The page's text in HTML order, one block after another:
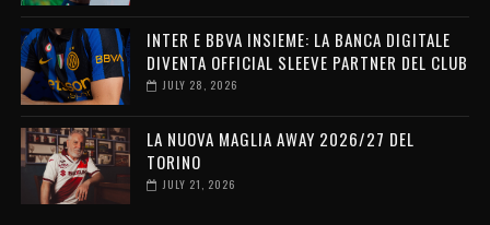
INTER E BBVA INSIEME: LA BANCA DIGITALE
DIVENTA OFFICIAL SLEEVE PARTNER DEL CLUB
JULY 28, 2026
LA NUOVA MAGLIA AWAY 2026/27 DEL
TORINO
JULY 21, 2026